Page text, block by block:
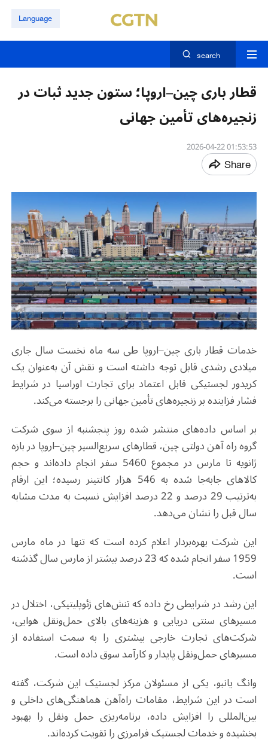
Language
search
قطار باری چین–اروپا؛ ستون جدید ثبات در
زنجیره‌های تأمین جهانی
01:53:53 2026-04-22
Share
خدمات قطار باری چین–اروپا طی سه‌ ماه نخست سال جاری
میلادی رشدی قابل توجه داشته است و نقش آن به‌عنوان یک
کریدور لجستیکی قابل اعتماد برای تجارت اوراسیا در شرایط
فشار فزاینده بر زنجیره‌های تأمین جهانی را برجسته می‌کند.
بر اساس داده‌های منتشر شده روز پنجشنبه از سوی شرکت
گروه راه ‌آهن دولتی چین، قطارهای سریع‌السیر چین–اروپا در بازه
ژانویه تا مارس در مجموع 5460 سفر انجام داده‌اند و حجم
کالاهای جابه‌جا شده به 546 هزار کانتینر
رسیده؛ این ارقام
به‌ترتیب 29 درصد و 22 درصد افزایش نسبت به مدت مشابه
سال قبل را نشان می‌دهد.
این شرکت بهره‌بردار اعلام کرده است که تنها در ماه مارس
1959 سفر انجام شده که 23 درصد بیشتر از مارس سال گذشته
است.
این رشد در شرایطی رخ داده که تنش‌های ژئوپلیتیکی، اختلال در
مسیرهای سنتی دریایی و هزینه‌های بالای حمل‌ونقل هوایی،
شرکت‌های تجارت خارجی بیشتری را به سمت استفاده از
مسیرهای حمل‌ونقل پایدار و کارآمد سوق داده است.
وانگ یانبو، یکی از مسئولان مرکز لجستیک این شرکت، گفته
است در این شرایط، مقامات راه‌آهن هماهنگی‌های داخلی و
بین‌المللی را افزایش داده، برنامه‌ریزی حمل ‌ونقل را بهبود
بخشیده و خدمات لجستیک فرامرزی را تقویت کرده‌اند.